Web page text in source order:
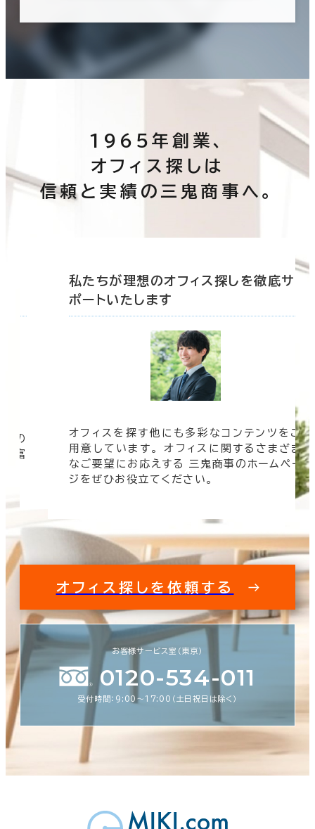
1965年創業、
オフィス探しは
信頼と実績の三鬼商事へ。
の
豊富
私たちが理想のオフィス探しを徹底サ
ポートいたします
オフィスを探す他にも多彩なコンテンツをご
用意しています。 オフィスに関するさまざま
なご要望にお応えする 三鬼商事のホームペー
ジをぜひお役立てください。
オフィス探しを依頼する
お客様サービス室（東京）
0120-534-011
受付時間：9:00〜17:00（土日祝日は除く）